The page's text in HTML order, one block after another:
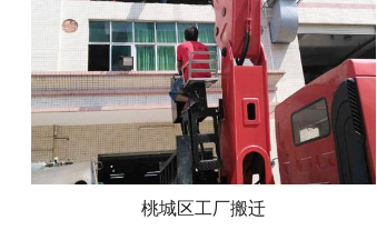
桃城区工厂搬迁